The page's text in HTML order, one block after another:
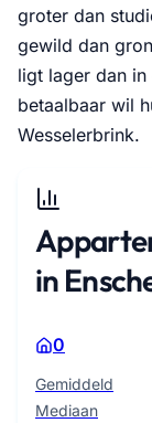
groter dan
gewild dan
ligt lager dan
betaalbaar wil
Wesselerbrink.
in
0
Gemiddeld
Mediaan